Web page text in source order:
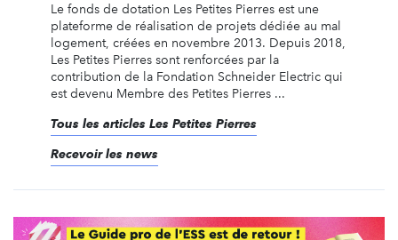
Le fonds de dotation Les Petites Pierres est une
plateforme de réalisation de projets dédiée au mal
logement, créées en novembre 2013. Depuis 2018,
Les Petites Pierres sont renforcées par la
contribution de la Fondation Schneider Electric qui
est devenu Membre des Petites Pierres ...
Tous les articles Les Petites Pierres
Recevoir les news